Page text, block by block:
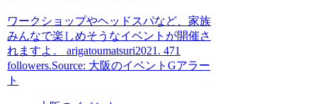
ワークショップやヘッドスパなど、家族
みんなで楽しめそうなイベントが開催さ
れますよ。 arigatoumatsuri2021. 471
followers.Source: 大阪のイベントGアラー
ト